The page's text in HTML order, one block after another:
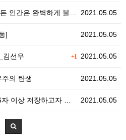
2021.05.05
간은 완벽하게 불완전…
2021.05.05
]
+1 2021.05.05
김선우
2021.05.05
의 탄생
2021.05.05
이상 저장하고자 …